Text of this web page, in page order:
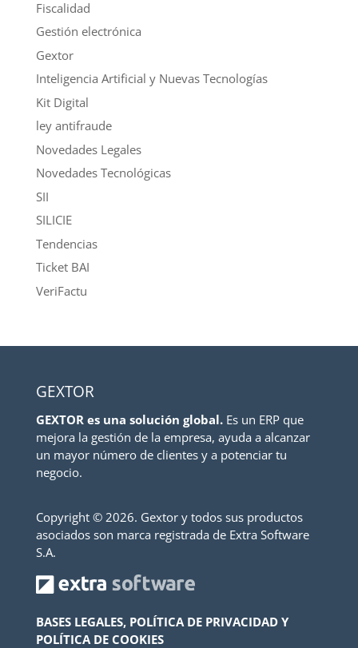
Fiscalidad
Gestión electrónica
Gextor
Inteligencia Artificial y Nuevas Tecnologías
Kit Digital
ley antifraude
Novedades Legales
Novedades Tecnológicas
SII
SILICIE
Tendencias
Ticket BAI
VeriFactu
GEXTOR
GEXTOR es una solución global.Es un ERP que
mejora la gestión de la empresa, ayuda a alcanzar
un mayor número de clientes y a potenciar tu
negocio.
Copyright © 2026. Gextor y todos sus productos
asociados son marca registrada de Extra Software
S.A.
BASES LEGALES, POLÍTICA DE PRIVACIDAD Y
POLÍTICA DE COOKIES